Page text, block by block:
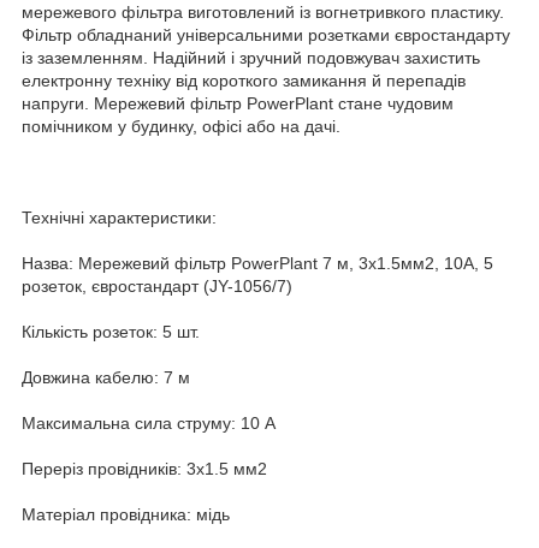
мережевого фільтра виготовлений із вогнетривкого пластику.
Фільтр обладнаний універсальними розетками євростандарту
із заземленням. Надійний і зручний подовжувач захистить
електронну техніку від короткого замикання й перепадів
напруги. Мережевий фільтр PowerPlant стане чудовим
помічником у будинку, офісі або на дачі.
Технічні характеристики:
Назва: Мережевий фільтр PowerPlant 7 м, 3x1.5мм2, 10А, 5
розеток, євростандарт (JY-1056/7)
Кількість розеток: 5 шт.
Довжина кабелю: 7 м
Максимальна сила струму: 10 А
Переріз провідників: 3х1.5 мм2
Матеріал провідника: мідь